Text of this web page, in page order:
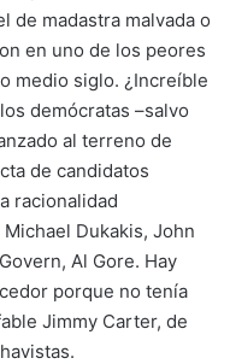
de madastra malvada o
en uno de los peores
medio siglo. ¿Increíble
demócratas –salvo
al terreno de
de candidatos
racionalidad
Dukakis, John
Al Gore. Hay
porque no tenía
Jimmy Carter, de